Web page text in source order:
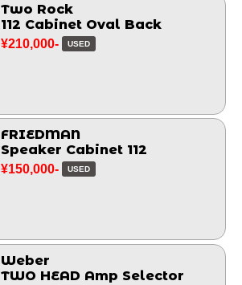
Two Rock
112 Cabinet Oval Back
¥210,000- USED
FRIEDMAN
Speaker Cabinet 112
¥150,000- USED
Weber
TWO HEAD Amp Selector